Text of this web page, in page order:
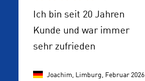
Ich bin seit 20 Jahren
Kunde und war immer
sehr zufrieden
Joachim, Limburg, Februar 2026